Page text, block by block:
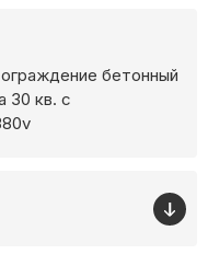
бетонный
30 кв. с